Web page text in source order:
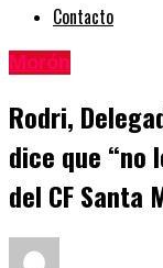
Contacto
Morón
Rodri,
dice que “no
del CF Santa